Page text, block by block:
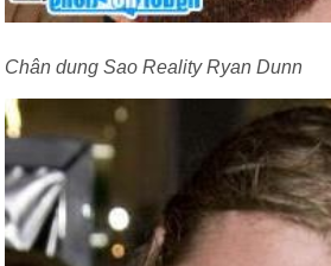
Chân dung Sao Reality Ryan Dunn